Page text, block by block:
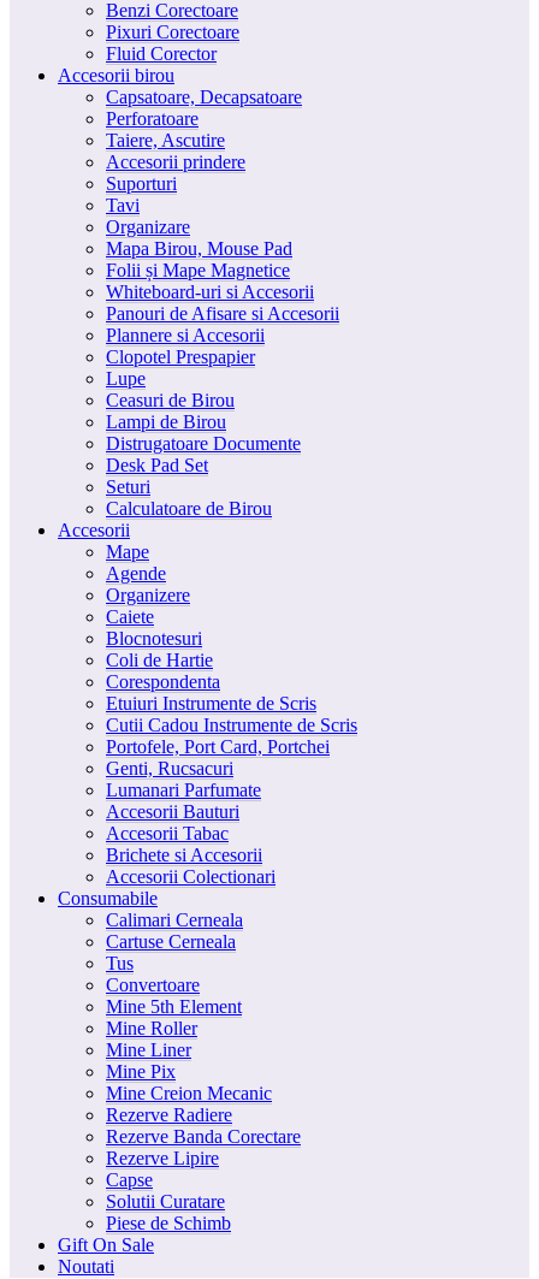
Benzi Corectoare
Pixuri Corectoare
Fluid Corector
Accesorii birou
Capsatoare, Decapsatoare
Perforatoare
Taiere, Ascutire
Accesorii prindere
Suporturi
Tavi
Organizare
Mapa Birou, Mouse Pad
Folii și Mape Magnetice
Whiteboard-uri si Accesorii
Panouri de Afisare si Accesorii
Plannere si Accesorii
Clopotel Prespapier
Lupe
Ceasuri de Birou
Lampi de Birou
Distrugatoare Documente
Desk Pad Set
Seturi
Calculatoare de Birou
Accesorii
Mape
Agende
Organizere
Caiete
Blocnotesuri
Coli de Hartie
Corespondenta
Etuiuri Instrumente de Scris
Cutii Cadou Instrumente de Scris
Portofele, Port Card, Portchei
Genti, Rucsacuri
Lumanari Parfumate
Accesorii Bauturi
Accesorii Tabac
Brichete si Accesorii
Accesorii Colectionari
Consumabile
Calimari Cerneala
Cartuse Cerneala
Tus
Convertoare
Mine 5th Element
Mine Roller
Mine Liner
Mine Pix
Mine Creion Mecanic
Rezerve Radiere
Rezerve Banda Corectare
Rezerve Lipire
Capse
Solutii Curatare
Piese de Schimb
Gift On Sale
Noutati